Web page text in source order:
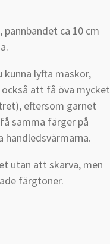
pannbandet ca 10 cm
lyfta maskor,
att få öva mycket
eftersom garnet
samma färger på
handledsvärmarna.
utan att skarva, men
färgtoner.